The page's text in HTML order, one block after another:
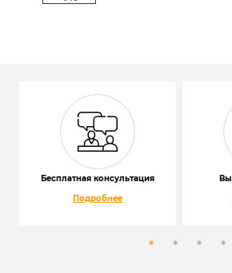
Бесплатная консультация
Подробнее